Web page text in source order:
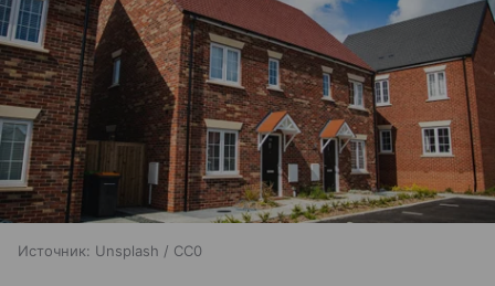
Источник: Unsplash / CC0